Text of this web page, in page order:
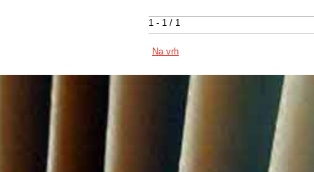
1 - 1 / 1
Na vrh